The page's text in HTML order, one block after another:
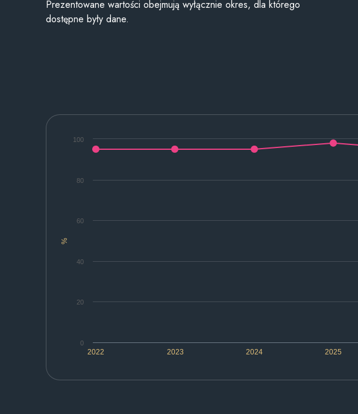
Prezentowane wartości obejmują wyłącznie okres, dla którego
dostępne były dane.
%
2022 2023 2024 2025
0
20
40
60
80
100